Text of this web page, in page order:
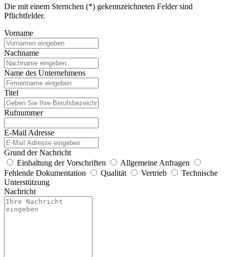
Die mit einem Sternchen (*) gekennzeichneten Felder sind
Pflichtfelder.
Vorname
Nachname
Name des Unternehmens
Titel
Rufnummer
E-Mail Adresse
Grund der Nachricht
Einhaltung der Vorschriften
Allgemeine Anfragen
Fehlende Dokumentation
Qualität Vertrieb
Technische
Unterstützung
Nachricht